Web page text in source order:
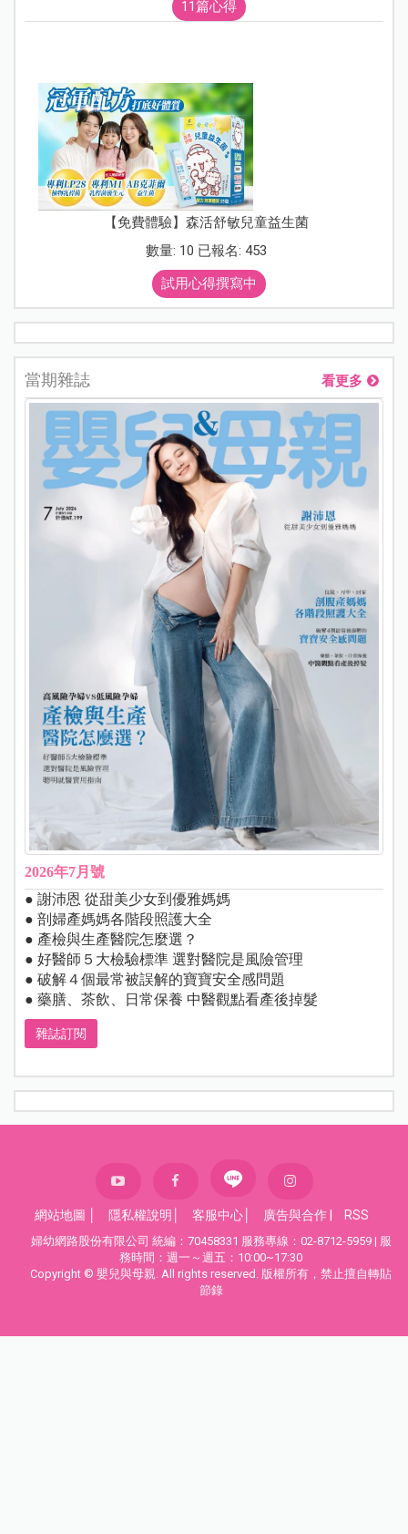
11篇心得
【免費體驗】森活舒敏兒童益生菌
數量: 10 已報名: 453
試用心得撰寫中
當期雜誌 看更多
2026年7月號
● 謝沛恩 從甜美少女到優雅媽媽
● 剖婦產媽媽各階段照護大全
● 產檢與生產醫院怎麼選？
● 好醫師５大檢驗標準 選對醫院是風險管理
● 破解４個最常被誤解的寶寶安全感問題
● 藥膳、茶飲、日常保養 中醫觀點看產後掉髮
雜誌訂閱
網站地圖 隱私權說明 客服中心 廣告與合作 RSS
婦幼網路股份有限公司 統編：70458331 服務專線：02-8712-5959 | 服
務時間：週一～週五：10:00~17:30
Copyright © 嬰兒與母親. All rights reserved. 版權所有，禁止擅自轉貼
節錄